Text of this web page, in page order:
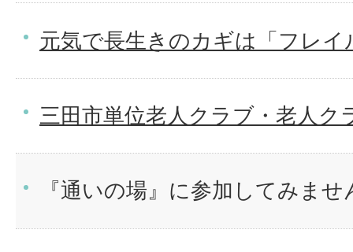
元気で長生きのカギは「フレイ
三田市単位老人クラブ・老人ク
『通いの場』に参加してみませ